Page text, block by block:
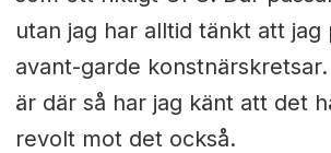
utan jag har alltid tänkt att jag
avant-garde
är där så har jag känt att det
revolt mot det också.